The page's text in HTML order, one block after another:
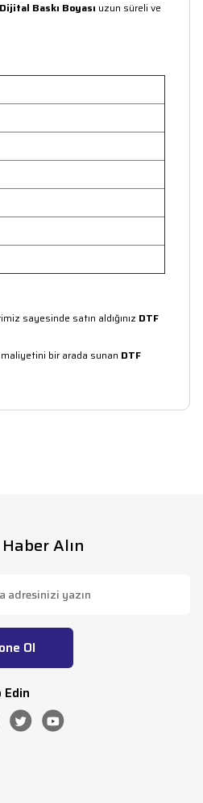
Baskı Boyası uzun süreli ve
sayesinde satın aldığınız DTF
maliyetini bir arada sunan DTF
Alın
Ol
Edin